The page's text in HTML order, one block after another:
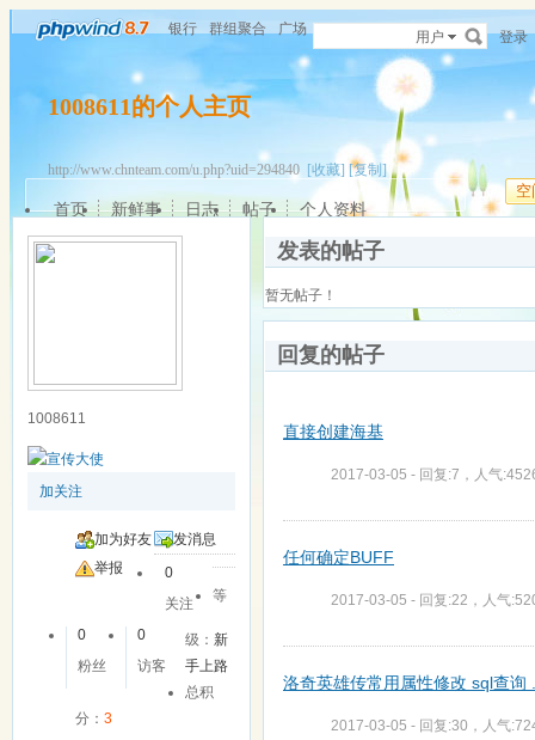
银行 群组聚合 广场 用户 登录
1008611的个人主页
http://www.chnteam.com/u.php?uid=294840 [收藏] [复制]
空
首页 新鲜事 日志 帖子 个人资料
1008611
加关注
加为好友
发消息
举报
0
关注
0
粉丝
0
访客
等
级：新
手上路
总积
分： 3
发表的帖子
暂无帖子！
回复的帖子
直接创建海基
2017-03-05 - 回复:7，人气
任何确定BUFF
2017-03-05 - 回复:22，人气
洛奇英雄传常用属性修改 sql查询
2017-03-05 - 回复:30，人气